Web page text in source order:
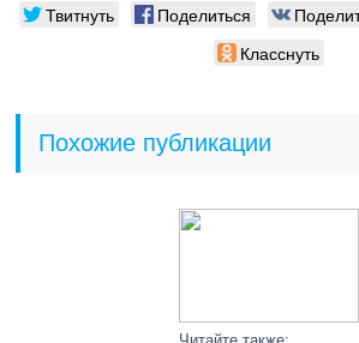
Твитнуть Поделиться
Класснуть
Похожие публикации